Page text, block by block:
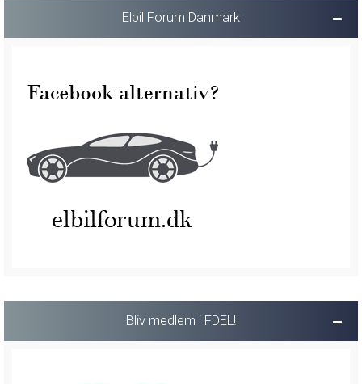
Elbil Forum Danmark
Bliv medlem i FDEL!